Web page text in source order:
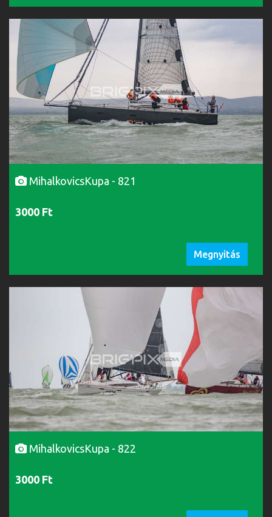
MihalkovicsKupa - 821
3000 Ft
Megnyitás
MihalkovicsKupa - 822
3000 Ft